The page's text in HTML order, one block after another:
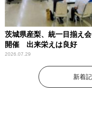
茨城県産梨、統一目揃え
開催 出来栄えは良好
2026.07.29
新着